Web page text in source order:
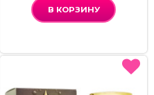
В КОРЗИНУ